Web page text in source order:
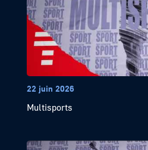
22 juin 2026
Multisports